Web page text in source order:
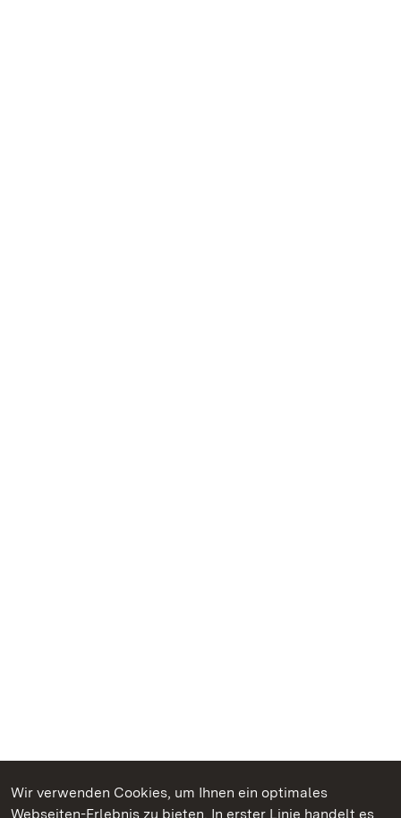
Wir verwenden Cookies, um Ihnen ein optimales
Webseiten-Erlebnis zu bieten. In erster Linie handelt es